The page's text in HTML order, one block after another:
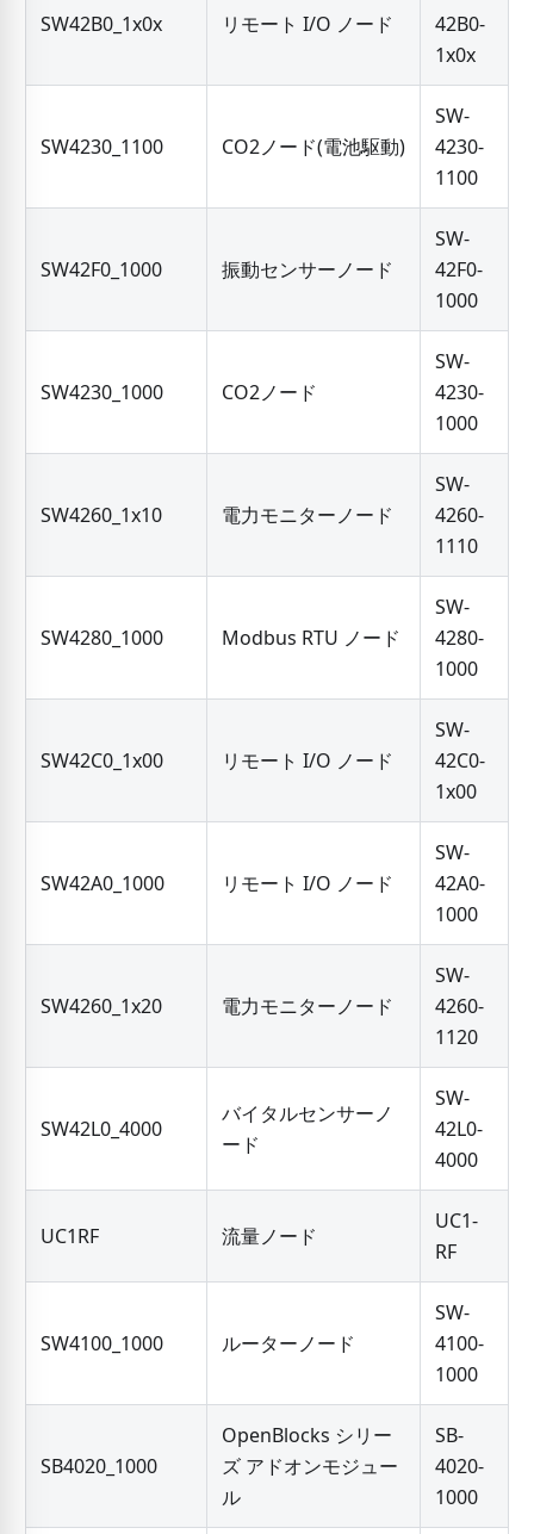
SW42B0_1x0x リモート I/O ノード
42B0-
1x0x
SW4230_1100 CO2ノード(電池駆動)
SW-
4230-
1100
SW42F0_1000 振動センサーノード
SW-
42F0-
1000
SW4230_1000 CO2ノード
SW-
4230-
1000
SW4260_1x10 電力モニターノード
SW-
4260-
1110
SW4280_1000 Modbus RTU ノード
SW-
4280-
1000
SW42C0_1x00 リモート I/O ノード
SW-
42C0-
1x00
SW42A0_1000 リモート I/O ノード
SW-
42A0-
1000
SW4260_1x20 電力モニターノード
SW-
4260-
1120
SW42L0_4000
バイタルセンサーノ
ード
SW-
42L0-
4000
UC1RF 流量ノード
UC1-
RF
SW4100_1000 ルーターノード
SW-
4100-
1000
SB4020_1000
OpenBlocks シリー
ズ アドオンモジュー
ル
SB-
4020-
1000